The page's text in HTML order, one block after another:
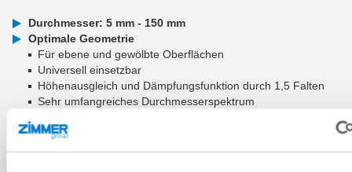
Durchmesser: 5 mm - 150 mm
Optimale Geometrie
Für ebene und gewölbte Oberflächen
Universell einsetzbar
Höhenausgleich und Dämpfungsfunktion durch 1,5 Falten
Sehr umfangreiches Durchmesserspektrum
Verpackung